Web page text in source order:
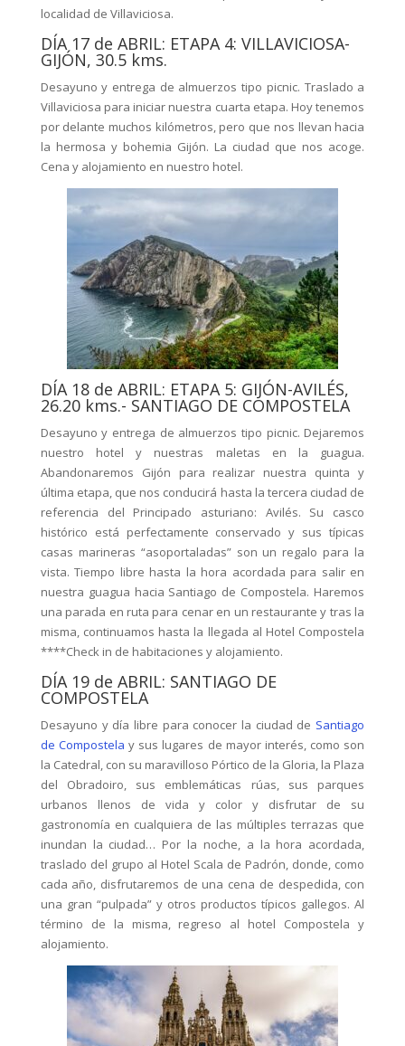
localidad de Villaviciosa.
DÍA 17 de ABRIL: ETAPA 4: VILLAVICIOSA-
GIJÓN, 30.5 kms.
Desayuno y entrega de almuerzos tipo picnic. Traslado a
Villaviciosa para iniciar nuestra cuarta etapa. Hoy tenemos
por delante muchos kilómetros, pero que nos llevan hacia
la hermosa y bohemia Gijón. La ciudad que nos acoge.
Cena y alojamiento en nuestro hotel.
DÍA 18 de ABRIL: ETAPA 5: GIJÓN-AVILÉS,
26.20 kms.- SANTIAGO DE COMPOSTELA
Desayuno y entrega de almuerzos tipo picnic. Dejaremos
nuestro hotel y nuestras maletas en la guagua.
Abandonaremos Gijón para realizar nuestra quinta y
última etapa, que nos conducirá hasta la tercera ciudad de
referencia del Principado asturiano: Avilés. Su casco
histórico está perfectamente conservado y sus típicas
casas marineras “asoportaladas” son un regalo para la
vista. Tiempo libre hasta la hora acordada para salir en
nuestra guagua hacia Santiago de Compostela. Haremos
una parada en ruta para cenar en un restaurante y tras la
misma, continuamos hasta la llegada al Hotel Compostela
****Check in de habitaciones y alojamiento.
DÍA 19 de ABRIL: SANTIAGO DE
COMPOSTELA
Desayuno y día libre para conocer la ciudad de Santiago
de Compostela y sus lugares de mayor interés, como son
la Catedral, con su maravilloso Pórtico de la Gloria, la Plaza
del Obradoiro, sus emblemáticas rúas, sus parques
urbanos llenos de vida y color y disfrutar de su
gastronomía en cualquiera de las múltiples terrazas que
inundan la ciudad… Por la noche, a la hora acordada,
traslado del grupo al Hotel Scala de Padrón, donde, como
cada año, disfrutaremos de una cena de despedida, con
una gran “pulpada” y otros productos típicos gallegos. Al
término de la misma, regreso al hotel Compostela y
alojamiento.